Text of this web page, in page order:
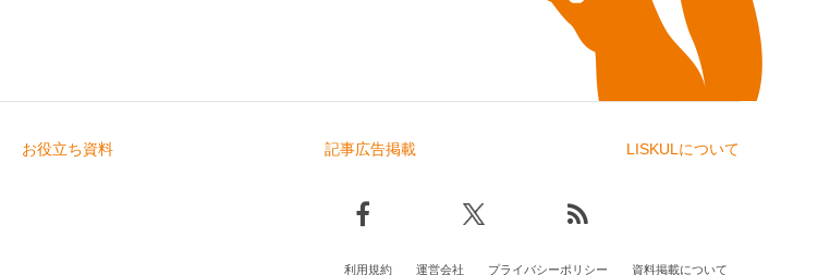
お役立ち資料 記事広告掲載 LISKULについて
利用規約 運営会社 プライバシーポリシー 資料掲載について